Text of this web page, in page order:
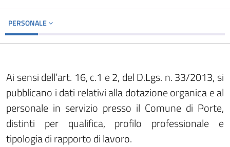
PERSONALE
Ai sensi dell’art. 16, c.1 e 2, del D.Lgs. n. 33/2013, si
pubblicano i dati relativi alla dotazione organica e al
personale in servizio presso il Comune di Porte,
distinti per qualifica, profilo professionale e
tipologia di rapporto di lavoro.